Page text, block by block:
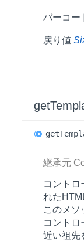
バーコー
戻り値
get
get
継承元
コントロ
れた
このメソ
コントロ
近い祖先